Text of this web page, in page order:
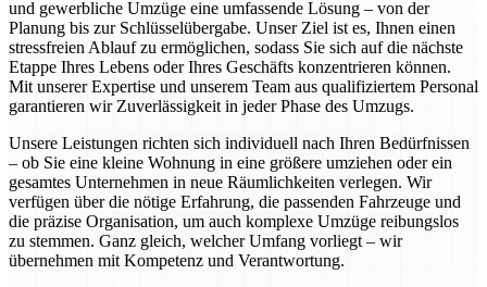
und gewerbliche Umzüge eine umfassende Lösung – von der
Planung bis zur Schlüsselübergabe. Unser Ziel ist es, Ihnen einen
stressfreien Ablauf zu ermöglichen, sodass Sie sich auf die nächste
Etappe Ihres Lebens oder Ihres Geschäfts konzentrieren können.
Mit unserer Expertise und unserem Team aus qualifiziertem Personal
garantieren wir Zuverlässigkeit in jeder Phase des Umzugs.
Unsere Leistungen richten sich individuell nach Ihren Bedürfnissen
– ob Sie eine kleine Wohnung in eine größere umziehen oder ein
gesamtes Unternehmen in neue Räumlichkeiten verlegen. Wir
verfügen über die nötige Erfahrung, die passenden Fahrzeuge und
die präzise Organisation, um auch komplexe Umzüge reibungslos
zu stemmen. Ganz gleich, welcher Umfang vorliegt – wir
übernehmen mit Kompetenz und Verantwortung.